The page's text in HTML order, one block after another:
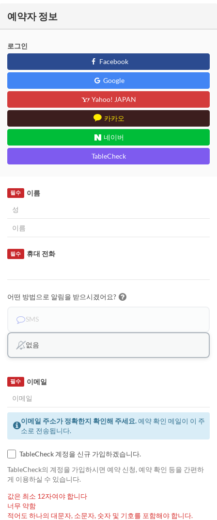
예약자 정보
로그인
Facebook
Google
Yahoo! JAPAN
카카오
네이버
TableCheck
이름
필수
휴대 전화
필수
어떤 방법으로 알림을 받으시겠어요?
SMS
없음
이메일
필수
이메일 주소가 정확한지 확인해 주세요.예약 확인 메일이 이 주
소로 전송됩니다.
TableCheck 계정을 신규 가입하겠습니다.
TableCheck의 계정을 가입하시면 예약 신청, 예약 확인 등을 간편하
게 이용하실 수 있습니다.
값은 최소 12자여야 합니다
너무 약함
적어도 하나의 대문자, 소문자, 숫자 및 기호를 포함해야 합니다.